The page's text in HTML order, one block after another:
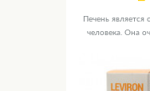
Печень
человека. Она